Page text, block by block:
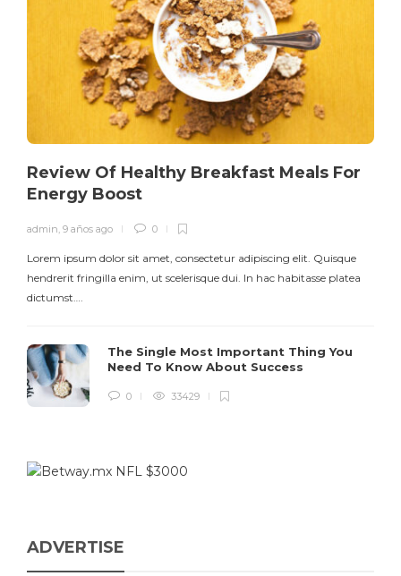
Review Of Healthy Breakfast Meals For
Energy Boost
admin, 9 años ago 0
Lorem ipsum dolor sit amet, consectetur adipiscing elit. Quisque
hendrerit fringilla enim, ut scelerisque dui. In hac habitasse platea
dictumst….
The Single Most Important Thing You
Need To Know About Success
0 33429
ADVERTISE